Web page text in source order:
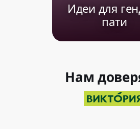
Идеи для
пати
Нам